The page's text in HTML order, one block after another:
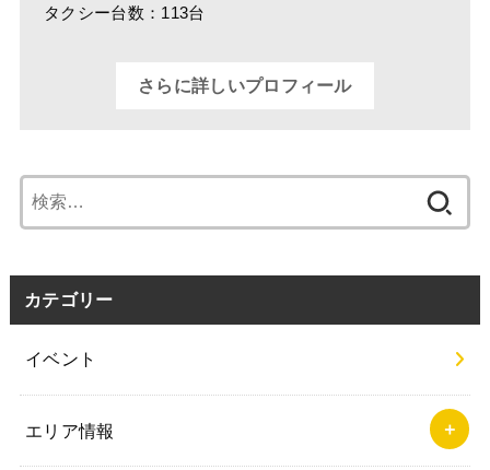
タクシー台数：113台
さらに詳しいプロフィール
索:
カテゴリー
イベント
エリア情報